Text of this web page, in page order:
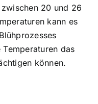
20 und 26
kann es
das
können.